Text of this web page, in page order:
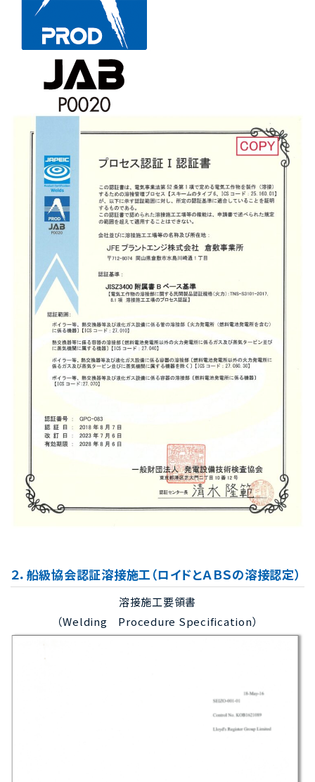
２．船級協会認証溶接施工（ロイドとＡＢＳの溶接認定）
溶接施工要領書
（Welding Procedure Specification）